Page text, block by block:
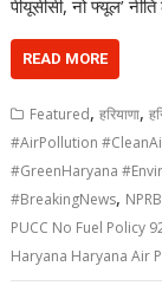
पीयूसीसी, नो फ्यूल’
READ MORE
Featured,हरियाणा,
#AirPollution
#GreenHaryana
#BreakingNews,
PUCC No Fuel Policy
Haryana Haryana Air